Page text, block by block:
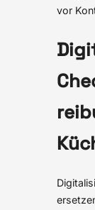
vor